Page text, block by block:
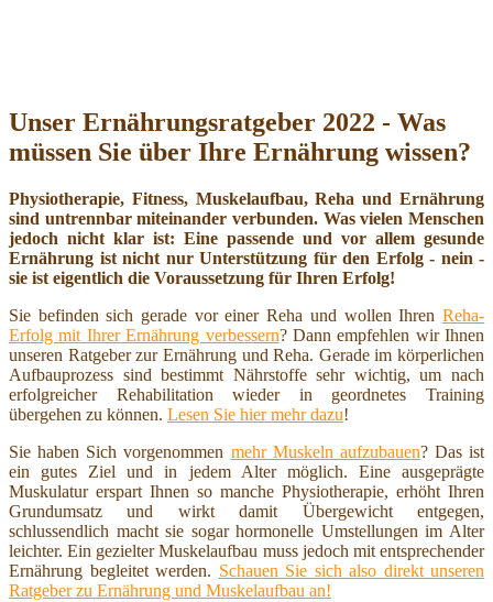
Unser Ernährungsratgeber 2022 - Was
müssen Sie über Ihre Ernährung wissen?
Physiotherapie, Fitness, Muskelaufbau, Reha und Ernährung
sind untrennbar miteinander verbunden. Was vielen Menschen
jedoch nicht klar ist: Eine passende und vor allem gesunde
Ernährung ist nicht nur Unterstützung für den Erfolg - nein -
sie ist eigentlich die Voraussetzung für Ihren Erfolg!
Sie befinden sich gerade vor einer Reha und wollen Ihren Reha-
Erfolg mit Ihrer Ernährung verbessern? Dann empfehlen wir Ihnen
unseren Ratgeber zur Ernährung und Reha. Gerade im körperlichen
Aufbauprozess sind bestimmt Nährstoffe sehr wichtig, um nach
erfolgreicher Rehabilitation wieder in geordnetes Training
übergehen zu können. Lesen Sie hier mehr dazu!
Sie haben Sich vorgenommen mehr Muskeln aufzubauen? Das ist
ein gutes Ziel und in jedem Alter möglich. Eine ausgeprägte
Muskulatur erspart Ihnen so manche Physiotherapie, erhöht Ihren
Grundumsatz und wirkt damit Übergewicht entgegen,
schlussendlich macht sie sogar hormonelle Umstellungen im Alter
leichter. Ein gezielter Muskelaufbau muss jedoch mit entsprechender
Ernährung begleitet werden. Schauen Sie sich also direkt unseren
Ratgeber zu Ernährung und Muskelaufbau an!